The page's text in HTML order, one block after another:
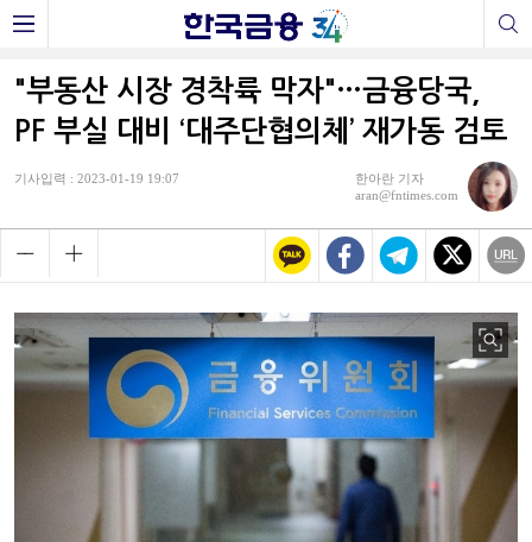
"부동산 시장 경착륙 막자"…금융당국,
PF 부실 대비 ‘대주단협의체’ 재가동 검토
기사입력 : 2023-01-19 19:07
한아란 기자
aran@fntimes.com